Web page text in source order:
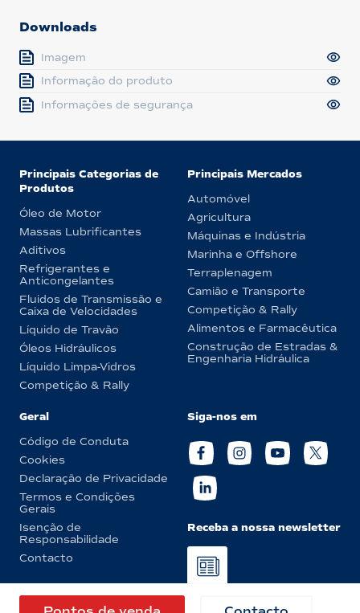
Downloads
Imagem
Informação do produto
Informações de segurança
Principais Categorias de
Produtos
Óleo de Motor
Massas Lubrificantes
Aditivos
Refrigerantes e
Anticongelantes
Fluidos de Transmissão e
Caixa de Velocidades
Líquido de Travão
Óleos Hidráulicos
Líquido Limpa-Vidros
Competição & Rally
Principais Mercados
Automóvel
Agricultura
Máquinas e Indústria
Marinha e Offshore
Terraplenagem
Camião e Transporte
Competição & Rally
Alimentos e Farmacêutica
Construção de Estradas &
Engenharia Hidráulica
Geral
Código de Conduta
Cookies
Declaração de Privacidade
Termos e Condições
Gerais
Isenção de
Responsabilidade
Contacto
Siga-nos em
Receba a nossa newsletter
© Eurol 2026